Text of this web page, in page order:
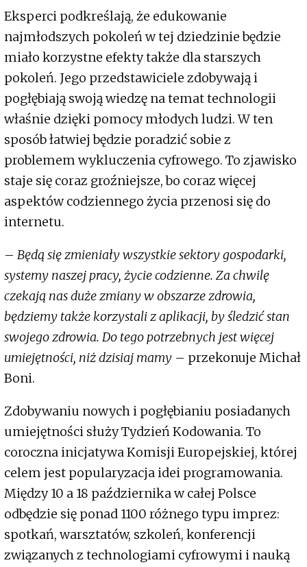
Eksperci podkreślają, że edukowanie
najmłodszych pokoleń w tej dziedzinie będzie
miało korzystne efekty także dla starszych
pokoleń. Jego przedstawiciele zdobywają i
pogłębiają swoją wiedzę na temat technologii
właśnie dzięki pomocy młodych ludzi. W ten
sposób łatwiej będzie poradzić sobie z
problemem wykluczenia cyfrowego. To zjawisko
staje się coraz groźniejsze, bo coraz więcej
aspektów codziennego życia przenosi się do
internetu.
– Będą się zmieniały wszystkie sektory gospodarki,
systemy naszej pracy, życie codzienne. Za chwilę
czekają nas duże zmiany w obszarze zdrowia,
będziemy także korzystali z aplikacji, by śledzić stan
swojego zdrowia. Do tego potrzebnych jest więcej
umiejętności, niż dzisiaj mamy – przekonuje Michał
Boni.
Zdobywaniu nowych i pogłębianiu posiadanych
umiejętności służy Tydzień Kodowania. To
coroczna inicjatywa Komisji Europejskiej, której
celem jest popularyzacja idei programowania.
Między 10 a 18 października w całej Polsce
odbędzie się ponad 1100 różnego typu imprez:
spotkań, warsztatów, szkoleń, konferencji
związanych z technologiami cyfrowymi i nauką